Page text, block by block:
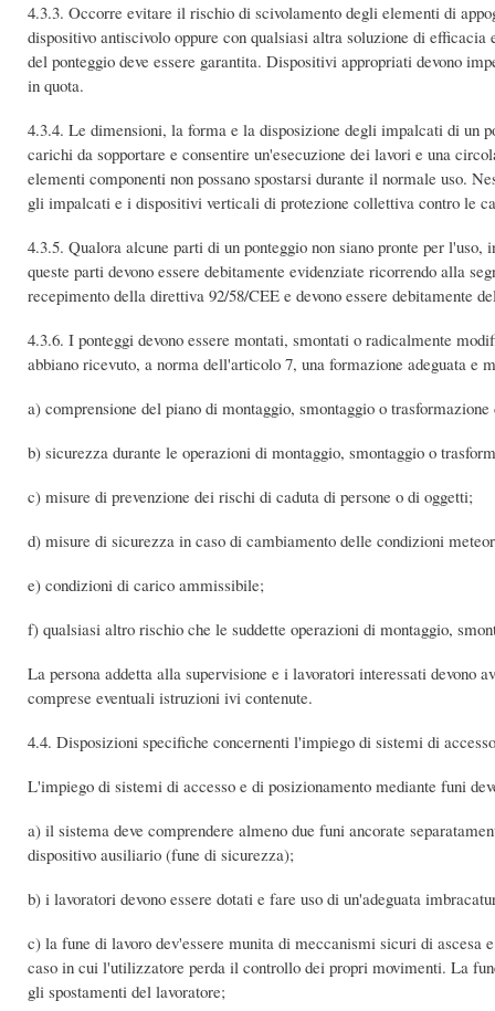
4.3.3. Occorre evitare il rischio di scivolamento degli elementi di
dispositivo antiscivolo oppure con qualsiasi altra soluzione di
del ponteggio deve essere garantita. Dispositivi appropriati devono
in quota.
4.3.4. Le dimensioni, la forma e la disposizione degli impalcati di un
carichi da sopportare e consentire un'esecuzione dei lavori e una
elementi componenti non possano spostarsi durante il normale uso.
gli impalcati e i dispositivi verticali di protezione collettiva contro le
4.3.5. Qualora alcune parti di un ponteggio non siano pronte per
queste parti devono essere debitamente evidenziate ricorrendo alla
recepimento della direttiva 92/58/CEE e devono essere debitamente
4.3.6. I ponteggi devono essere montati, smontati o radicalmente
abbiano ricevuto, a norma dell'articolo 7, una formazione adeguata
a) comprensione del piano di montaggio, smontaggio o
b) sicurezza durante le operazioni di montaggio, smontaggio o
c) misure di prevenzione dei rischi di caduta di persone o di oggetti;
d) misure di sicurezza in caso di cambiamento delle condizioni
e) condizioni di carico ammissibile;
f) qualsiasi altro rischio che le suddette operazioni di montaggio,
La persona addetta alla supervisione e i lavoratori interessati devono
comprese eventuali istruzioni ivi contenute.
4.4. Disposizioni specifiche concernenti l'impiego di sistemi di
L'impiego di sistemi di accesso e di posizionamento mediante funi
a) il sistema deve comprendere almeno due funi ancorate
dispositivo ausiliario (fune di sicurezza);
b) i lavoratori devono essere dotati e fare uso di un'adeguata
c) la fune di lavoro dev'essere munita di meccanismi sicuri di ascesa
caso in cui l'utilizzatore perda il controllo dei propri movimenti. La
gli spostamenti del lavoratore;